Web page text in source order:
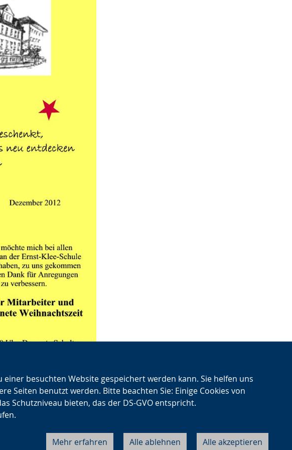
besuchten Website gespeichert werden kann. Sie helfen uns
Seiten benutzt werden. Bitte beachten Sie: Einige Cookies von
Schutzniveau bieten, das der DS-GVO entspricht.
Alle akzeptieren
Alle ablehnen
Mehr erfahren
Barrierefreiheit Cookie-Einstellungen Datenschutz Impressum Kontakt About LWL